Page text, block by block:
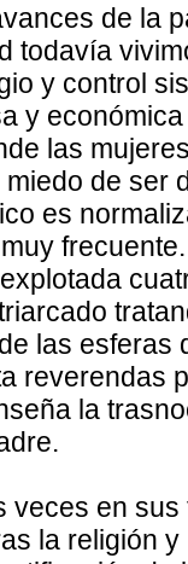
de la
todavía
y control
y
las
de ser
es
las esferas
reverendas
la
veces en
la religión